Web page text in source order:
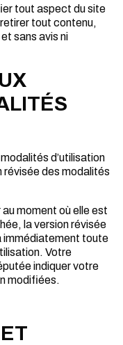
tout aspect du site
tout contenu,
sans avis ni
d’utilisation
révisée des modalités
moment où elle est
la version révisée
immédiatement toute
Votre
indiquer votre
modifiées.